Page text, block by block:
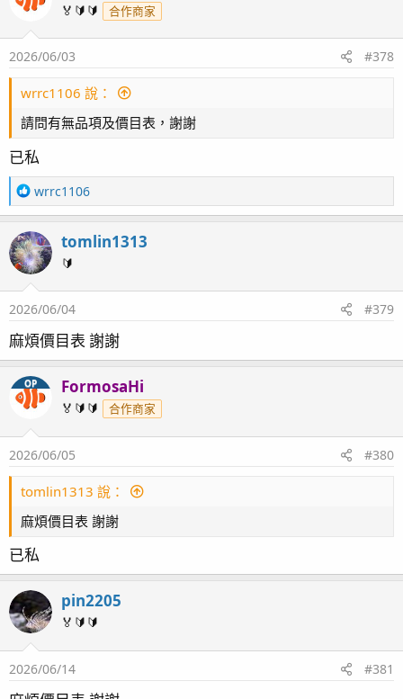
🏅🔰🔰 合作商家
2026/06/03 #378
wrrc1106 說：
請問有無品項及價目表，謝謝
已私
R
e
c
t
i
o
n
：
wrrc1106
tomlin1313
🔰
2026/06/04 #379
麻煩價目表 謝謝
OP FormosaHi
🏅🔰🔰 合作商家
2026/06/05 #380
tomlin1313 說：
麻煩價目表 謝謝
已私
pin2205
🏅🔰🔰
2026/06/14 #381